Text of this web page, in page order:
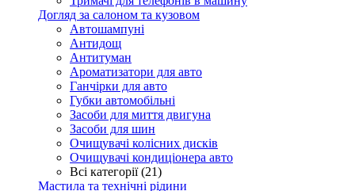
Догляд за салоном та кузовом
Автошампуні
Антидощ
Антитуман
Ароматизатори для авто
Ганчірки для авто
Губки автомобільні
Засоби для миття двигуна
Засоби для шин
Очищувачі колісних дисків
Очищувачі кондиціонера авто
Всі категорії (21)
Мастила та технічні рідини